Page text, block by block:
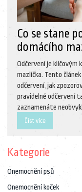
Co se stane
domácího
Odčervení je klíčovým
mazlíčka. Tento
odčervení, jak
pravidelné odčervení
zaznamenáte
Číst více
Kategorie
Onemocnění psů
Onemocnění koček